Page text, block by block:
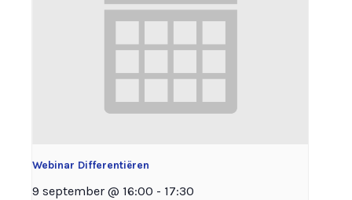
Webinar Differentiëren
9 september @ 16:00 - 17:30